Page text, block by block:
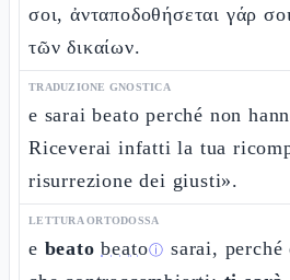
σοι, ἀνταποδοθήσεται γάρ
τῶν δικαίων.
TRADUZIONE GNOSTICA
e sarai beato perché non
Riceverai infatti la tua
risurrezione dei giusti».
LETTURA ORTODOSSA
e beato beatoⓘ sarai, perché